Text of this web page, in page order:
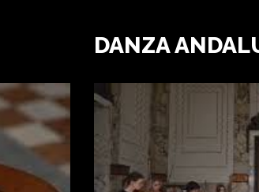
DANZA